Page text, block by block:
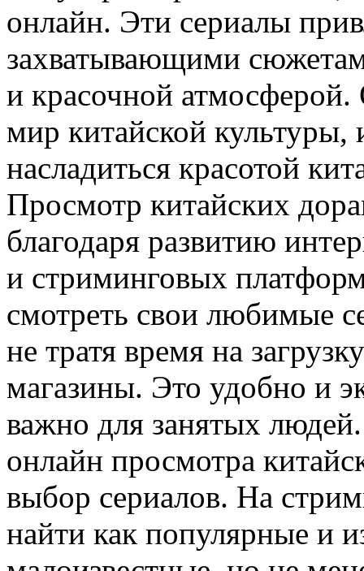
онлайн. Эти сериалы
захватывающими
и красочной
мир китайской культуры,
насладиться красотой
Просмотр китайских
благодаря развитию
и стриминговых
смотреть свои любимые
не тратя время на
магазины. Это удобно и
важно для занятых
онлайн просмотра
выбор сериалов. На
найти как популярные и